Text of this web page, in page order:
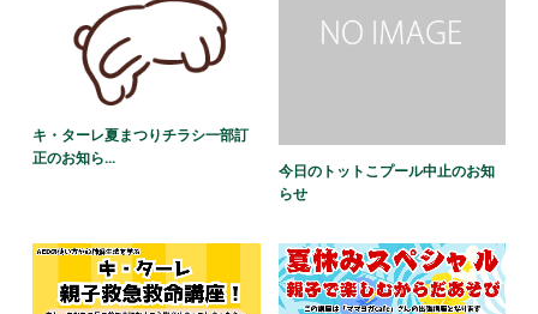
キ・ターレ夏まつりチラシ一部訂
正のお知ら...
今日のトットこプール中止のお知
らせ